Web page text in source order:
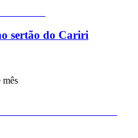
sertão do Cariri
mês